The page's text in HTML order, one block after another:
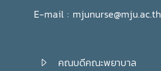
E-mail : mjunurse@mju.ac.th
คณบดีคณะพยาบาล